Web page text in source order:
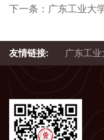
下一条： 广东工业大
友情链接: 广东工业